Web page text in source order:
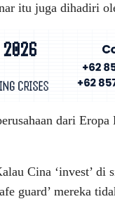
itu juga dihadiri
dari
Cina ‘invest’ di
guard’ mereka